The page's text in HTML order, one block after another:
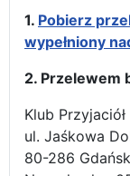
1. Pobierz
wypełniony
2. Przelewem
Klub
ul. Jaśkowa
80-286 Gdańsk